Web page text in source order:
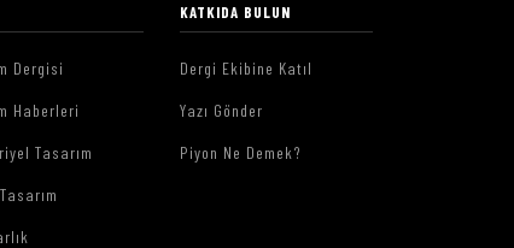
Dergisi
Haberleri
Tasarım
KATKIDA BULUN
Dergi Ekibine Katıl
Yazı Gönder
Piyon Ne Demek?